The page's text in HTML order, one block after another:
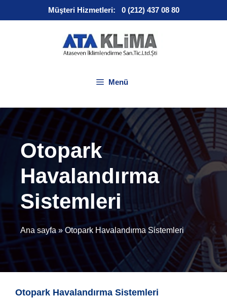
Müşteri Hizmetleri: 0 (212) 437 08 80
Menü
Otopark
Havalandırma
Sistemleri
Ana sayfa» Otopark Havalandırma Sistemleri
Otopark Havalandırma Sistemleri